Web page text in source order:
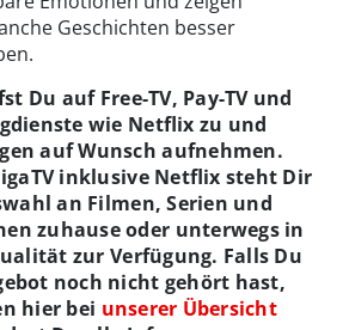
Geschichten besser
Du auf Free-TV, Pay-TV und
wie Netflix zu und
auf Wunsch aufnehmen.
inklusive Netflix steht Dir
an Filmen, Serien und
zuhause oder unterwegs in
zur Verfügung. Falls Du
noch nicht gehört hast,
hier bei unserer Übersicht